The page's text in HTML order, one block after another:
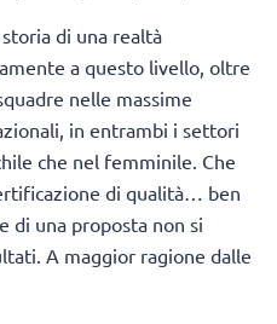
di una realtà
a questo livello, oltre
nelle massime
in entrambi i settori
che nel femminile. Che
di qualità… ben
di una proposta non si
A maggior ragione dalle